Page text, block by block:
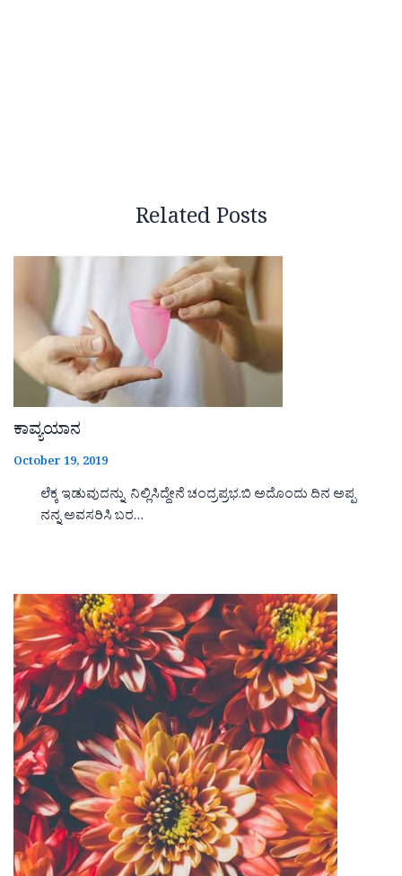
Related Posts
ಕಾವ್ಯಯಾನ
October 19, 2019
ಲೆಕ್ಕ ಇಡುವುದನ್ನು ನಿಲ್ಲಿಸಿದ್ದೇನೆ ಚಂದ್ರಪ್ರಭ.ಬಿ ಅದೊಂದು ದಿನ ಅಪ್ಪ
ನನ್ನ ಅವಸರಿಸಿ ಬರ…